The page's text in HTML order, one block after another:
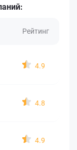
Рейтинг
4.9
4.8
4.9